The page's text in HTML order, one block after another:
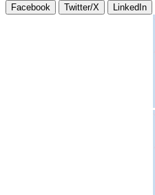
Facebook Twitter/X LinkedIn